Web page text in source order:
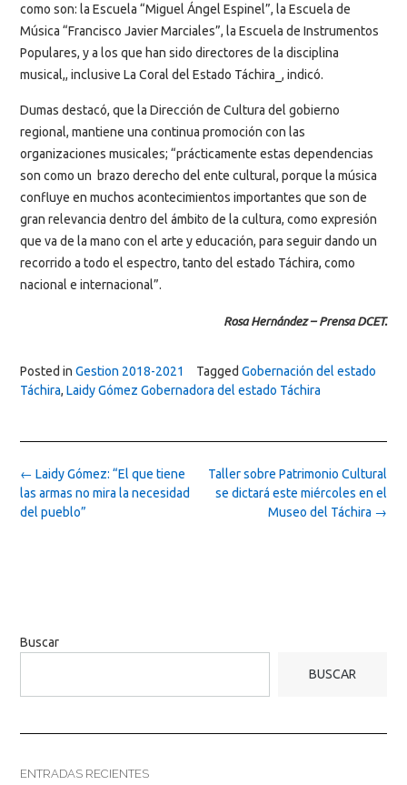
como son: la Escuela “Miguel Ángel Espinel”, la Escuela de
Música “Francisco Javier Marciales”, la Escuela de Instrumentos
Populares, y a los que han sido directores de la disciplina
musical,, inclusive La Coral del Estado Táchira_, indicó.
Dumas destacó, que la Dirección de Cultura del gobierno
regional, mantiene una continua promoción con las
organizaciones musicales; “prácticamente estas dependencias
son como un brazo derecho del ente cultural, porque la música
confluye en muchos acontecimientos importantes que son de
gran relevancia dentro del ámbito de la cultura, como expresión
que va de la mano con el arte y educación, para seguir dando un
recorrido a todo el espectro, tanto del estado Táchira, como
nacional e internacional”.
Rosa Hernández – Prensa DCET.
Posted in Gestion 2018-2021 Tagged Gobernación del estado
Táchira, Laidy Gómez Gobernadora del estado Táchira
Post
navigation
Taller sobre Patrimonio Cultural
se dictará este miércoles en el
Museo del Táchira →
← Laidy Gómez: “El que tiene
las armas no mira la necesidad
del pueblo”
Buscar
BUSCAR
ENTRADAS RECIENTES